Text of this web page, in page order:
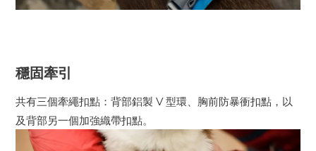
穩固牽引
共有三個牽繩扣點：背部鋁製 V 型環、胸前防暴衝扣點，以
及背部另一個加強織帶扣點。